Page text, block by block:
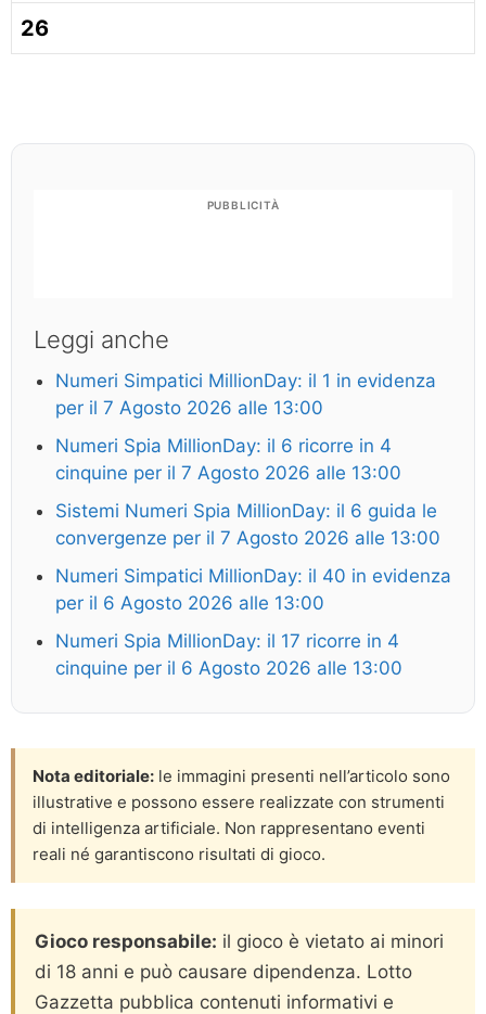
26
PUBBLICITÀ
Leggi anche
Numeri Simpatici MillionDay: il 1 in evidenza
per il 7 Agosto 2026 alle 13:00
Numeri Spia MillionDay: il 6 ricorre in 4
cinquine per il 7 Agosto 2026 alle 13:00
Sistemi Numeri Spia MillionDay: il 6 guida le
convergenze per il 7 Agosto 2026 alle 13:00
Numeri Simpatici MillionDay: il 40 in evidenza
per il 6 Agosto 2026 alle 13:00
Numeri Spia MillionDay: il 17 ricorre in 4
cinquine per il 6 Agosto 2026 alle 13:00
Nota editoriale: le immagini presenti nell’articolo sono
illustrative e possono essere realizzate con strumenti
di intelligenza artificiale. Non rappresentano eventi
reali né garantiscono risultati di gioco.
Gioco responsabile: il gioco è vietato ai minori
di 18 anni e può causare dipendenza. Lotto
Gazzetta pubblica contenuti informativi e